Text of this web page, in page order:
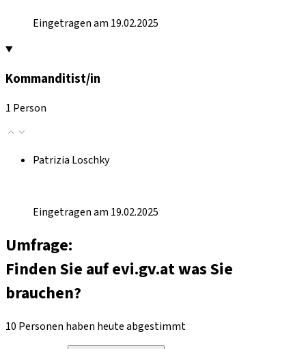
Eingetragen am 19.02.2025
Kommanditist/in
1 Person
Patrizia Loschky
Eingetragen am 19.02.2025
Umfrage:
Finden Sie auf evi.gv.at was Sie
brauchen?
10 Personen haben heute abgestimmt